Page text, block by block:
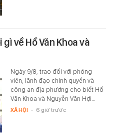
về Hồ Văn Khoa và
Ngày 9/8, trao đổi với phóng
viên, lãnh đạo chính quyền và
công an địa phương cho biết Hồ
Văn Khoa và Nguyễn Văn Hợi…
XÃ HỘI - 6 giờ trước